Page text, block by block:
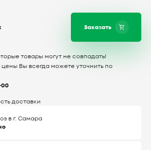
Заказать
товары могут не совпадать!
цены Вы всегда можете уточнить по
00
доставки
в г. Самара